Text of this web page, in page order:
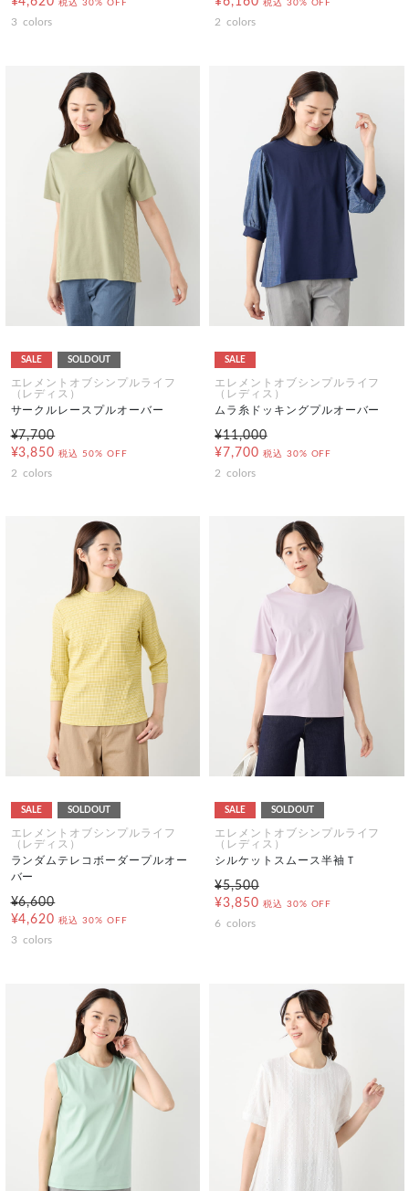
税込 30% OFF
3 colors
税込 30% OFF
2 colors
SALE SOLDOUT
エレメントオブシンプルライフ
（レディス）
サークルレースプルオーバー
¥7,700
¥3,850 税込 50% OFF
2 colors
SALE
エレメントオブシンプルライフ
（レディス）
ムラ糸ドッキングプルオーバー
¥11,000
¥7,700 税込 30% OFF
2 colors
SALE SOLDOUT
エレメントオブシンプルライフ
（レディス）
ランダムテレコボーダープルオー
バー
¥6,600
¥4,620 税込 30% OFF
3 colors
SALE SOLDOUT
エレメントオブシンプルライフ
（レディス）
シルケットスムース半袖Ｔ
¥5,500
¥3,850 税込 30% OFF
6 colors